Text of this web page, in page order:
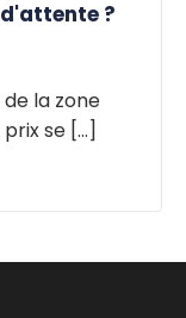
?
la zone
se [...]